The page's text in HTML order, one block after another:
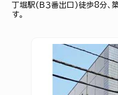
丁堀駅(Ｂ３番出口)徒歩8分、
す。